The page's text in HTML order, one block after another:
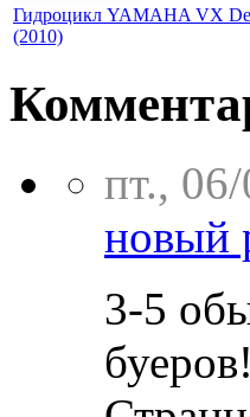
Гидроцикл YAMAHA VX
(2010)
пт.,
новый
3-5
буеров!